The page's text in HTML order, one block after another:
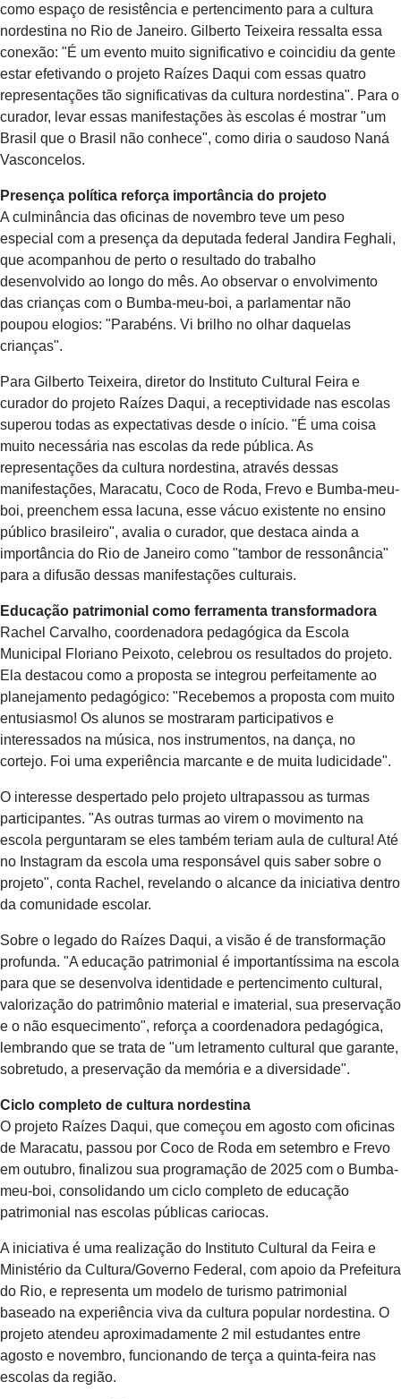
como espaço de resistência e pertencimento para a cultura
nordestina no Rio de Janeiro. Gilberto Teixeira ressalta essa
conexão: "É um evento muito significativo e coincidiu da gente
estar efetivando o projeto Raízes Daqui com essas quatro
representações tão significativas da cultura nordestina". Para o
curador, levar essas manifestações às escolas é mostrar "um
Brasil que o Brasil não conhece", como diria o saudoso Naná
Vasconcelos.
Presença política reforça importância do projeto
A culminância das oficinas de novembro teve um peso
especial com a presença da deputada federal Jandira Feghali,
que acompanhou de perto o resultado do trabalho
desenvolvido ao longo do mês. Ao observar o envolvimento
das crianças com o Bumba-meu-boi, a parlamentar não
poupou elogios: "Parabéns. Vi brilho no olhar daquelas
crianças".
Para Gilberto Teixeira, diretor do Instituto Cultural Feira e
curador do projeto Raízes Daqui, a receptividade nas escolas
superou todas as expectativas desde o início. "É uma coisa
muito necessária nas escolas da rede pública. As
representações da cultura nordestina, através dessas
manifestações, Maracatu, Coco de Roda, Frevo e Bumba-meu-
boi, preenchem essa lacuna, esse vácuo existente no ensino
público brasileiro", avalia o curador, que destaca ainda a
importância do Rio de Janeiro como "tambor de ressonância"
para a difusão dessas manifestações culturais.
Educação patrimonial como ferramenta transformadora
Rachel Carvalho, coordenadora pedagógica da Escola
Municipal Floriano Peixoto, celebrou os resultados do projeto.
Ela destacou como a proposta se integrou perfeitamente ao
planejamento pedagógico: "Recebemos a proposta com muito
entusiasmo! Os alunos se mostraram participativos e
interessados na música, nos instrumentos, na dança, no
cortejo. Foi uma experiência marcante e de muita ludicidade".
O interesse despertado pelo projeto ultrapassou as turmas
participantes. "As outras turmas ao virem o movimento na
escola perguntaram se eles também teriam aula de cultura! Até
no Instagram da escola uma responsável quis saber sobre o
projeto", conta Rachel, revelando o alcance da iniciativa dentro
da comunidade escolar.
Sobre o legado do Raízes Daqui, a visão é de transformação
profunda. "A educação patrimonial é importantíssima na escola
para que se desenvolva identidade e pertencimento cultural,
valorização do patrimônio material e imaterial, sua preservação
e o não esquecimento", reforça a coordenadora pedagógica,
lembrando que se trata de "um letramento cultural que garante,
sobretudo, a preservação da memória e a diversidade".
Ciclo completo de cultura nordestina
O projeto Raízes Daqui, que começou em agosto com oficinas
de Maracatu, passou por Coco de Roda em setembro e Frevo
em outubro, finalizou sua programação de 2025 com o Bumba-
meu-boi, consolidando um ciclo completo de educação
patrimonial nas escolas públicas cariocas.
A iniciativa é uma realização do Instituto Cultural da Feira e
Ministério da Cultura/Governo Federal, com apoio da Prefeitura
do Rio, e representa um modelo de turismo patrimonial
baseado na experiência viva da cultura popular nordestina. O
projeto atendeu aproximadamente 2 mil estudantes entre
agosto e novembro, funcionando de terça a quinta-feira nas
escolas da região.